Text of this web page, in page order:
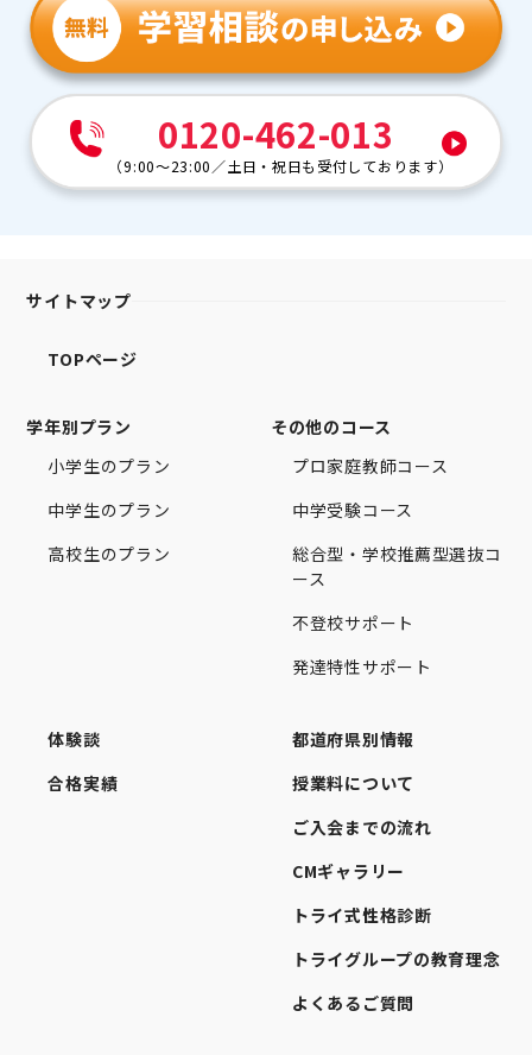
0120-462-013
（9:00～23:00 ／土日・祝日も受付しております）
サイトマップ
TOPページ
学年別プラン
小学生のプラン
中学生のプラン
高校生のプラン
その他のコース
プロ家庭教師コース
中学受験コース
総合型・学校推薦型選抜コ
ース
不登校サポート
発達特性サポート
体験談
合格実績
都道府県別情報
授業料について
ご入会までの流れ
CMギャラリー
トライ式性格診断
トライグループの教育理念
よくあるご質問